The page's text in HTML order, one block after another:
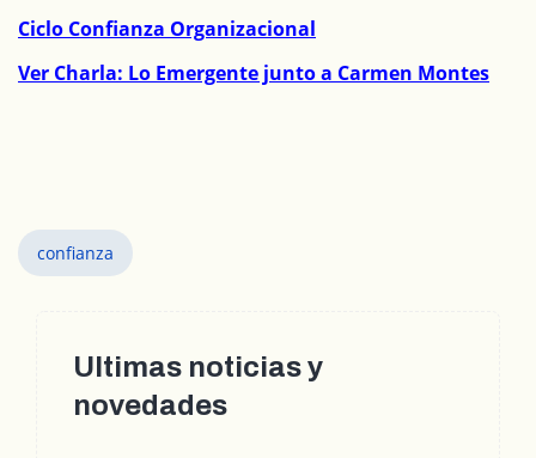
Ciclo Confianza Organizacional
Ver Charla: Lo Emergente junto a Carmen Montes
confianza
Ultimas noticias y
novedades